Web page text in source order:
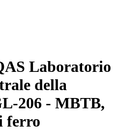
Laboratorio
della
206 - MBTB,
ferro